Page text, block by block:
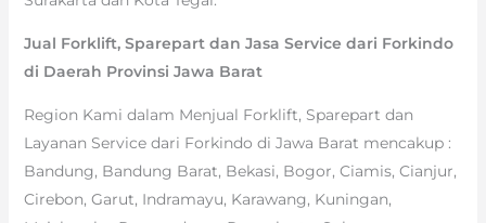
Jual Forklift, Sparepart dan Jasa Service dari Forkindo
di Daerah Provinsi Jawa Barat
Region Kami dalam Menjual Forklift, Sparepart dan
Layanan Service dari Forkindo di Jawa Barat mencakup :
Bandung, Bandung Barat, Bekasi, Bogor, Ciamis, Cianjur,
Cirebon, Garut, Indramayu, Karawang, Kuningan,